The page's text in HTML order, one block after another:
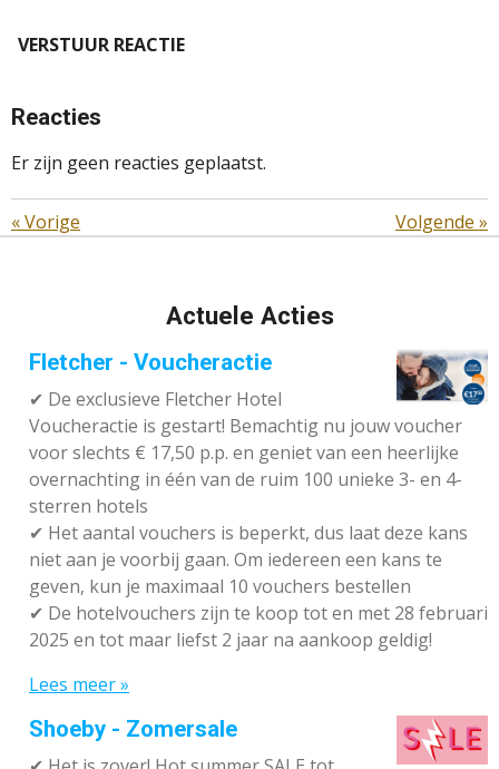
VERSTUUR REACTIE
Reacties
Er zijn geen reacties geplaatst.
«Vorige Volgende »
Actuele Acties
Fletcher - Voucheractie
✔ De exclusieve Fletcher Hotel
Voucheractie is gestart! Bemachtig nu jouw voucher
voor slechts € 17,50 p.p. en geniet van een heerlijke
overnachting in één van de ruim 100 unieke 3- en 4-
sterren hotels
✔ Het aantal vouchers is beperkt, dus laat deze kans
niet aan je voorbij gaan. Om iedereen een kans te
geven, kun je maximaal 10 vouchers bestellen
✔ De hotelvouchers zijn te koop tot en met 28 februari
2025 en tot maar liefst 2 jaar na aankoop geldig!
Lees meer »
Shoeby - Zomersale